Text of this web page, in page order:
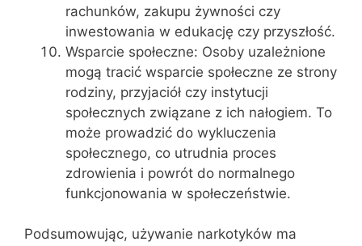
rachunków, zakupu żywności czy
inwestowania w edukację czy przyszłość.
Wsparcie społeczne: Osoby uzależnione
mogą tracić wsparcie społeczne ze strony
rodziny, przyjaciół czy instytucji
społecznych związane z ich nałogiem. To
może prowadzić do wykluczenia
społecznego, co utrudnia proces
zdrowienia i powrót do normalnego
funkcjonowania w społeczeństwie.
Podsumowując, używanie narkotyków ma